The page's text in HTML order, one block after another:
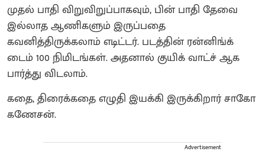
முதல் பாதி விறுவிறுப்பாகவும், பின் பாதி தேவை
இல்லாத ஆணிகளும் இருப்பதை
கவனித்திருக்கலாம் எடிட்டர். படத்தின் ரன்னிங்க்
டைம் 100 நிமிடங்கள். அதனால் குயிக் வாட்ச் ஆக
பார்த்து விடலாம்.
கதை, திரைக்கதை எழுதி இயக்கி இருக்கிறார் சாகோ
கணேசன்.
Advertisement